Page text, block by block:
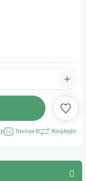
Tavsiye Et Karşılaştır